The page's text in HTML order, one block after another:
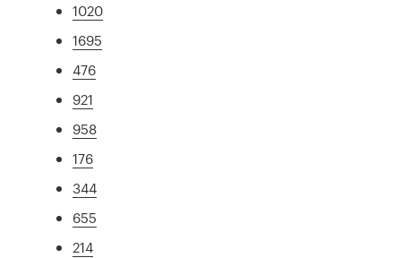
1020
1695
476
921
958
176
344
655
214